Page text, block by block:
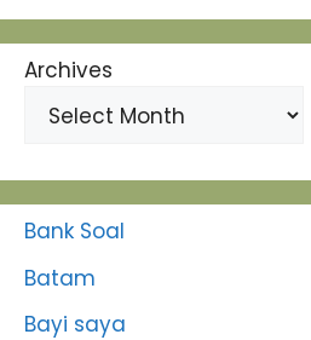
Archives
Bank Soal
Batam
Bayi saya